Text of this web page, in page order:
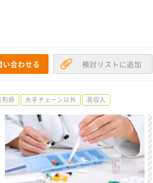
い合わせる 検討リストに追加
剤師 大手チェーン以外 高収入